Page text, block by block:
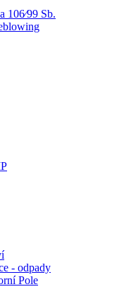
106⁄99 Sb.
- odpady
Pole